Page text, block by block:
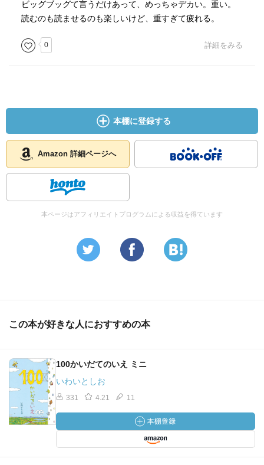
ビッグブッグて言うだけあって、めっちゃデカい。重い。
読むのも読ませるのも楽しいけど、重すぎて疲れる。
0 詳細をみる
本棚に登録する
Amazon 詳細ページへ
本ページはアフィリエイトプログラムによる収益を得ています
この本が好きな人におすすめの本
100かいだてのいえ ミニ
いわいとしお
331 4.21 11